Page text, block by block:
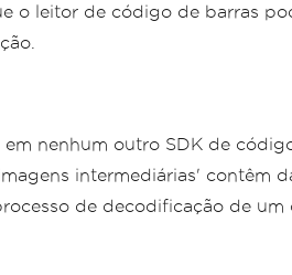
o leitor de código de barras
nenhum outro SDK de
intermediárias' contêm
de decodificação de